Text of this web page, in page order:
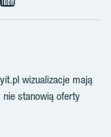
wizualizacje mają
nie stanowią oferty